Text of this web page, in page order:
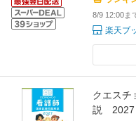
8/9 12:00ま
楽天ブ
クエス
説 2027